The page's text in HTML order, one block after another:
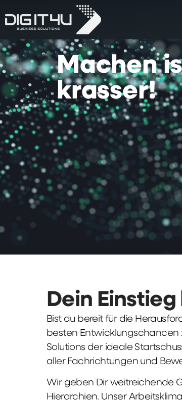
Machen
krasser!
Dein Einstieg
Bist du bereit für die
besten Entwicklungschancen
Solutions der ideale
aller Fachrichtungen und
Wir geben Dir weitreichende
Hierarchien. Unser